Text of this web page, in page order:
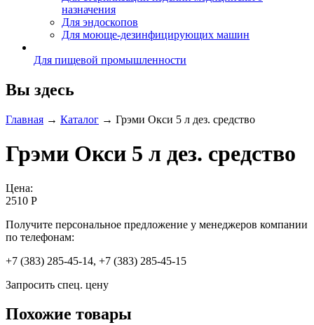
назначения
Для эндоскопов
Для моюще-дезинфицирующих машин
Для пищевой промышленности
Вы здесь
Главная → Каталог → Грэми Окси 5 л дез. средство
Грэми Окси 5 л дез. средство
Цена:
2510 Р
Получите персональное предложение у менеджеров компании
по телефонам:
+7 (383) 285-45-14, +7 (383) 285-45-15
Запросить спец. цену
Похожие товары